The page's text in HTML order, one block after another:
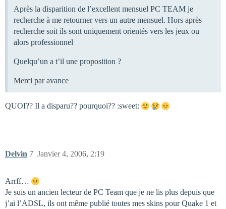
Après la disparition de l’excellent mensuel PC TEAM je
recherche à me retourner vers un autre mensuel. Hors après
recherche soit ils sont uniquement orientés vers les jeux ou
alors professionnel
Quelqu’un a t’il une proposition ?
Merci par avance
QUOI?? Il a disparu?? pourquoi?? :sweet:
Delvin Janvier 4, 2006, 2:19
7
Arrff…
Je suis un ancien lecteur de PC Team que je ne lis plus depuis que
j’ai l’ADSL, ils ont même publié toutes mes skins pour Quake 1 et